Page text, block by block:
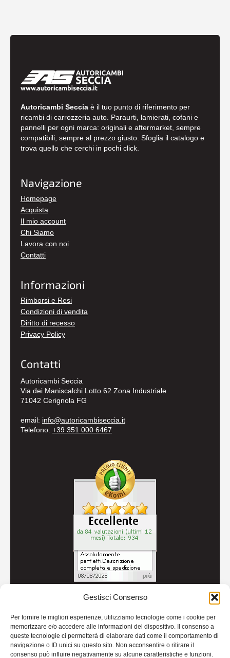
Gestisci Consenso
Per fornire le migliori esperienze, utilizziamo tecnologie come i cookie per
memorizzare e/o accedere alle informazioni del dispositivo. Il consenso a
queste tecnologie ci permetterà di elaborare dati come il comportamento di
navigazione o ID unici su questo sito. Non acconsentire o ritirare il
consenso può influire negativamente su alcune caratteristiche e funzioni.
Autoricambi Seccia è il tuo punto di riferimento per
ricambi di carrozzeria auto. Paraurti, lamierati, cofani e
pannelli per ogni marca: originali e aftermarket, sempre
compatibili, sempre al prezzo giusto. Sfoglia il catalogo e
trova quello che cerchi in pochi click.
Navigazione
Homepage
Acquista
Il mio account
Chi Siamo
Lavora con noi
Contatti
Informazioni
Rimborsi e Resi
Condizioni di vendita
Diritto di recesso
Privacy Policy
Contatti
Autoricambi Seccia
Via dei Maniscalchi Lotto 62 Zona Industriale
71042 Cerignola FG
email: info@autoricambiseccia.it
Telefono: +39 351 000 6467
Credits